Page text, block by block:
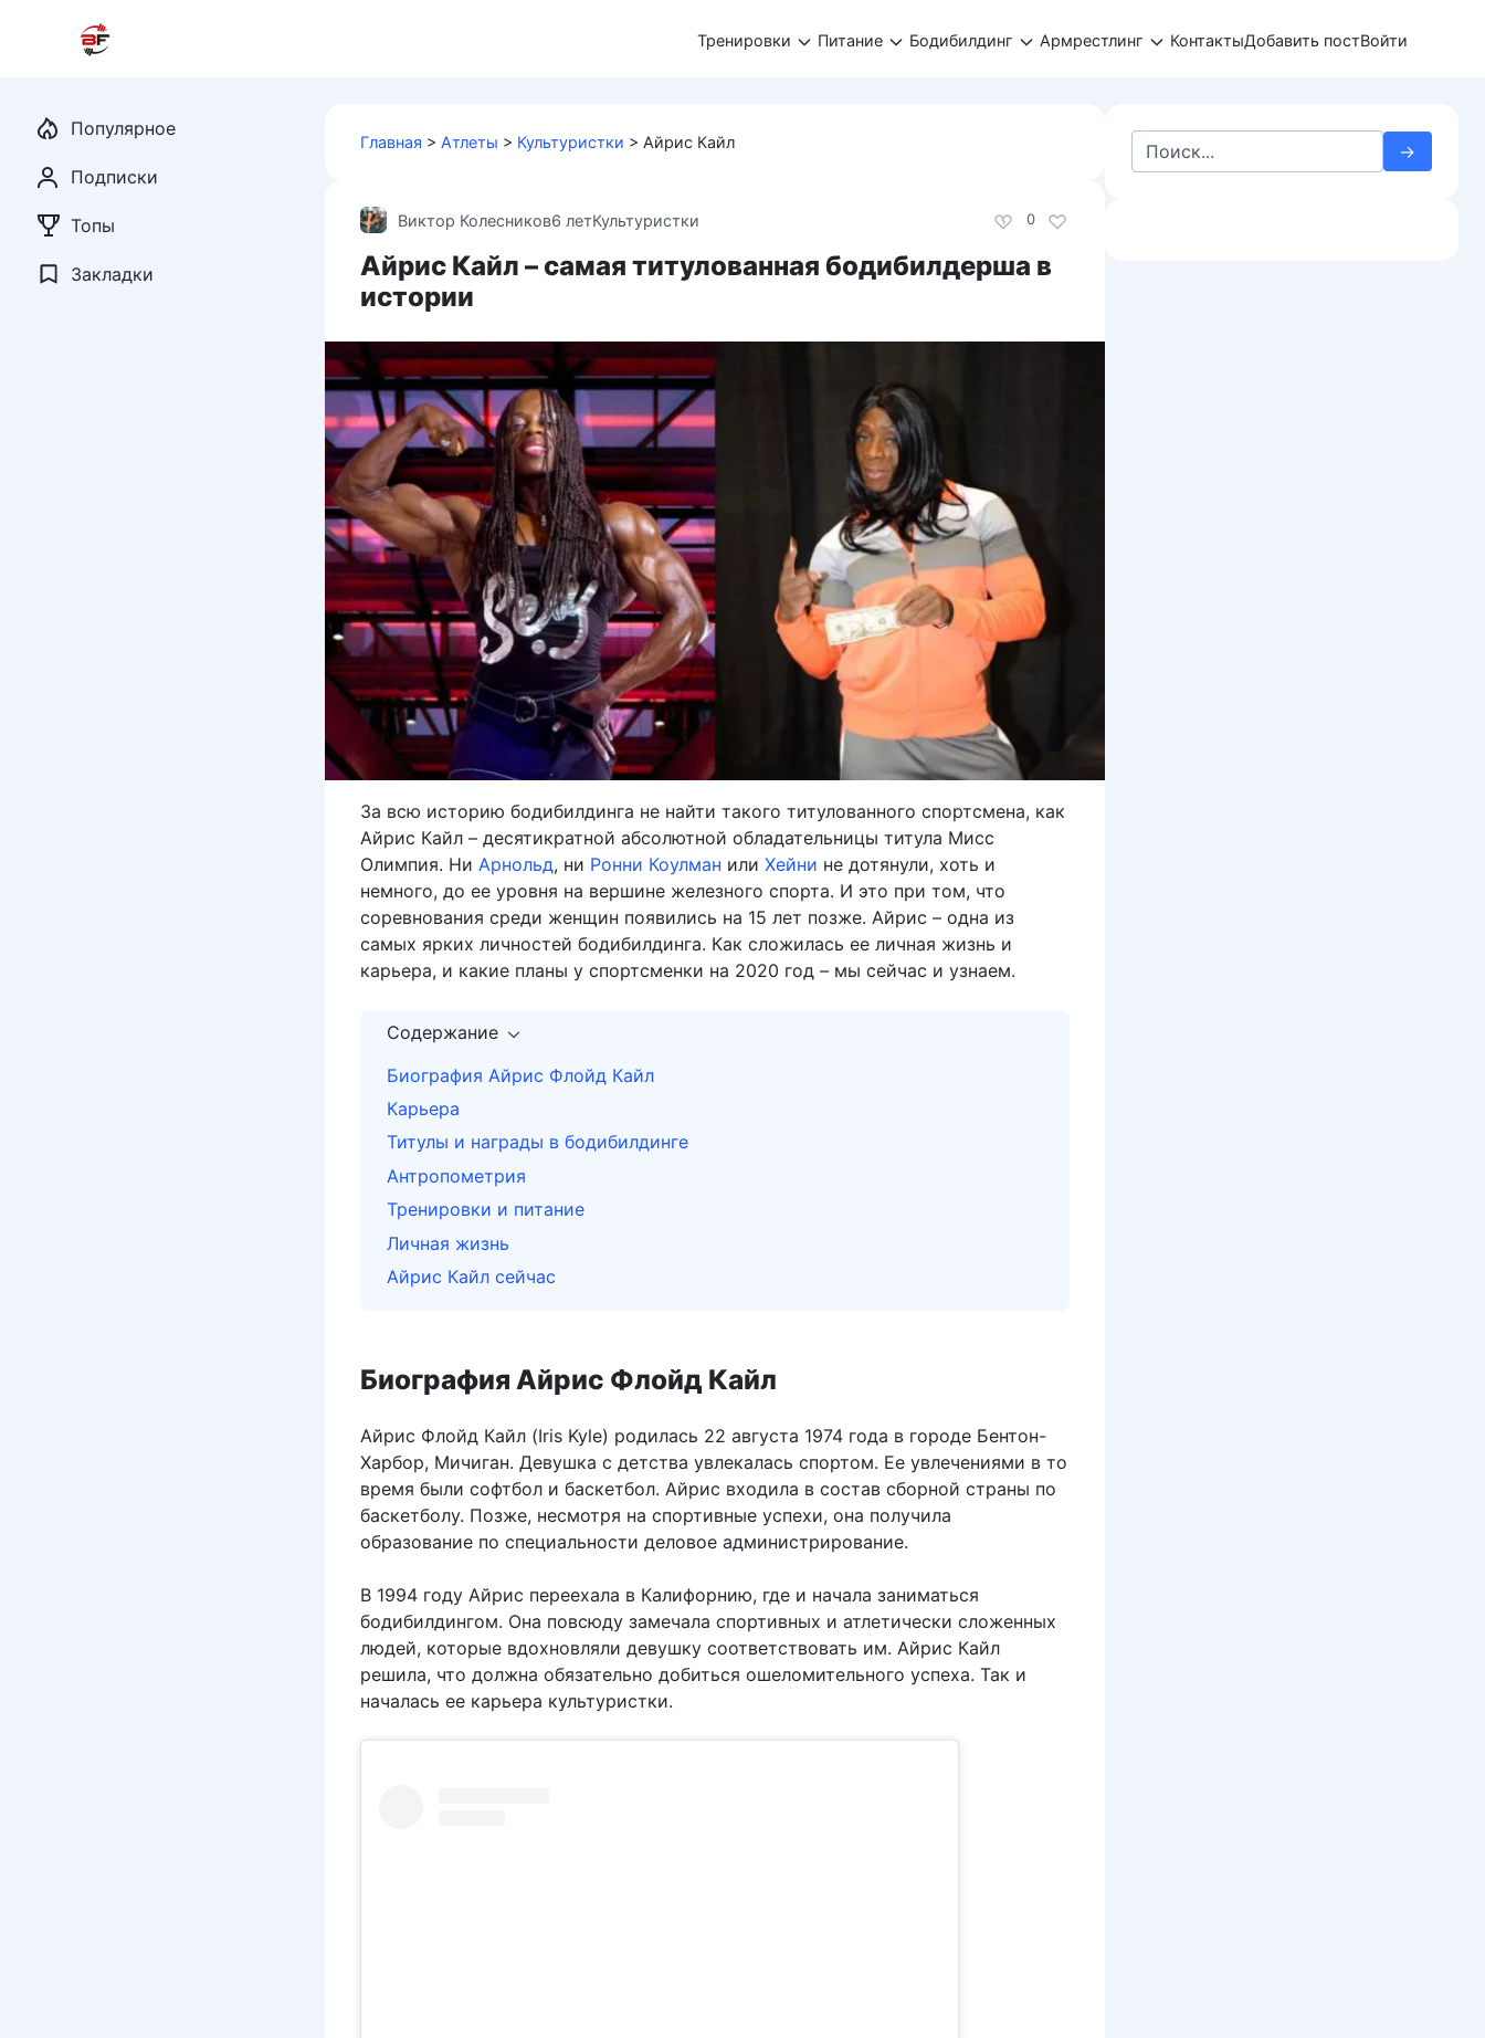
Тренировки Питание Бодибилдинг Армрестлинг КонтактыДобавить постВойти
Главная > Атлеты > Культуристки > Айрис Кайл
0
Виктор Колесников6 летКультуристки
Айрис Кайл – самая титулованная бодибилдерша в
истории
За всю историю бодибилдинга не найти такого титулованного спортсмена, как
Айрис Кайл – десятикратной абсолютной обладательницы титула Мисс
Олимпия. Ни Арнольд, ни Ронни Коулман или Хейни не дотянули, хоть и
немного, до ее уровня на вершине железного спорта. И это при том, что
соревнования среди женщин появились на 15 лет позже. Айрис – одна из
самых ярких личностей бодибилдинга. Как сложилась ее личная жизнь и
карьера, и какие планы у спортсменки на 2020 год – мы сейчас и узнаем.
Содержание
Биография Айрис Флойд Кайл
Карьера
Титулы и награды в бодибилдинге
Антропометрия
Тренировки и питание
Личная жизнь
Айрис Кайл сейчас
Биография Айрис Флойд Кайл
Айрис Флойд Кайл (Iris Kyle) родилась 22 августа 1974 года в городе Бентон-
Харбор, Мичиган. Девушка с детства увлекалась спортом. Ее увлечениями в то
время были софтбол и баскетбол. Айрис входила в состав сборной страны по
баскетболу. Позже, несмотря на спортивные успехи, она получила
образование по специальности деловое администрирование.
В 1994 году Айрис переехала в Калифорнию, где и начала заниматься
бодибилдингом. Она повсюду замечала спортивных и атлетически сложенных
людей, которые вдохновляли девушку соответствовать им. Айрис Кайл
решила, что должна обязательно добиться ошеломительного успеха. Так и
началась ее карьера культуристки.
Популярное
Подписки
Топы
Закладки
Search
for: